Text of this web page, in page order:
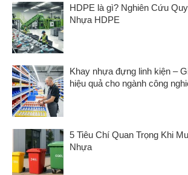
HDPE là gì? Nghiên Cứu
Nhựa HDPE
Khay nhựa đựng linh kiện –
hiệu quả cho ngành công
5 Tiêu Chí Quan Trọng Khi
Nhựa